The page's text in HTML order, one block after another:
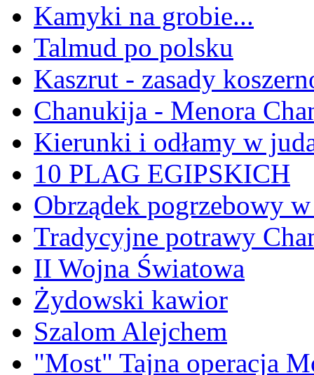
Kamyki na grobie...
Talmud po polsku
Kaszrut - zasady
Chanukija - Menora
Kierunki i odłamy w
10 PLAG EGIPSKICH
Obrządek pogrzebowy
Tradycyjne potrawy
II Wojna Światowa
Żydowski kawior
Szalom Alejchem
"Most" Tajna operacja